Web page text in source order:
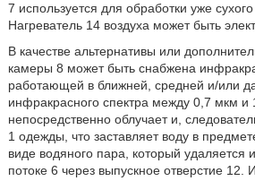
7 используется для обработки уже
Нагреватель 14 воздуха может быть
В качестве альтернативы или
камеры 8 может быть снабжена
работающей в ближней, средней и/или
инфракрасного спектра между 0,7 мкм
непосредственно облучает и,
1 одежды, что заставляет воду в
виде водяного пара, который удаляется
потоке 6 через выпускное отверстие